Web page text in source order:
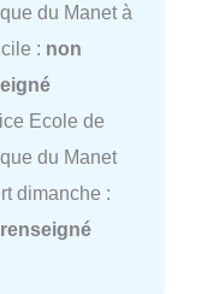
du Manet à
: non
Ecole de
du Manet
dimanche :